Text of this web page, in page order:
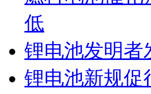
低
锂电池发明者
锂电池新规促